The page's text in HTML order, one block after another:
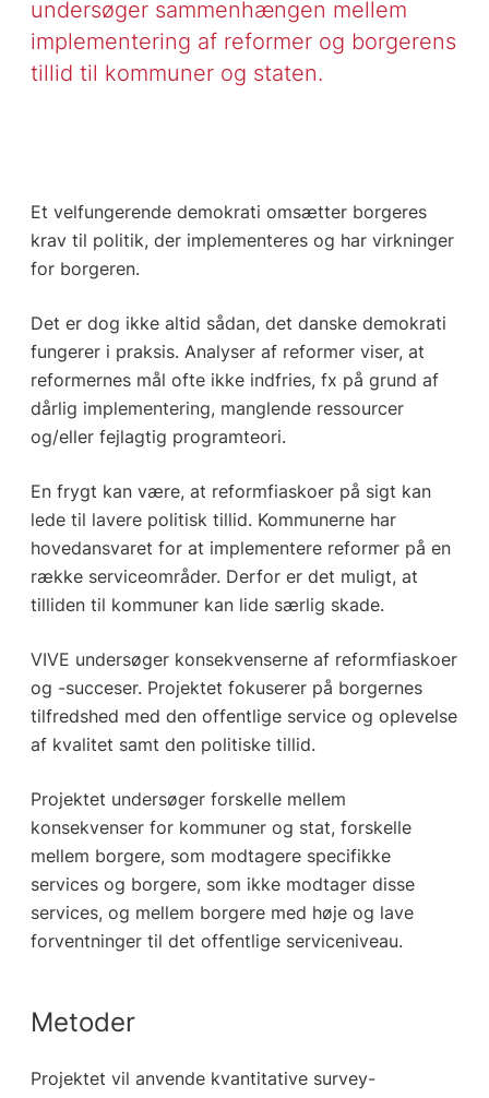
undersøger sammenhængen mellem
implementering af reformer og borgerens
tillid til kommuner og staten.
Et velfungerende demokrati omsætter borgeres
krav til politik, der implementeres og har virkninger
for borgeren.
Det er dog ikke altid sådan, det danske demokrati
fungerer i praksis. Analyser af reformer viser, at
reformernes mål ofte ikke indfries, fx på grund af
dårlig implementering, manglende ressourcer
og/eller fejlagtig programteori.
En frygt kan være, at reformfiaskoer på sigt kan
lede til lavere politisk tillid. Kommunerne har
hovedansvaret for at implementere reformer på en
række serviceområder. Derfor er det muligt, at
tilliden til kommuner kan lide særlig skade.
VIVE undersøger konsekvenserne af reformfiaskoer
og -succeser. Projektet fokuserer på borgernes
tilfredshed med den offentlige service og oplevelse
af kvalitet samt den politiske tillid.
Projektet undersøger forskelle mellem
konsekvenser for kommuner og stat, forskelle
mellem borgere, som modtagere specifikke
services og borgere, som ikke modtager disse
services, og mellem borgere med høje og lave
forventninger til det offentlige serviceniveau.
Metoder
Projektet vil anvende kvantitative survey-